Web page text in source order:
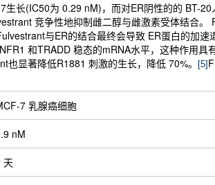
长(IC50为 0.29 nM)，而对ER阴性的的 BT-
竞争性地抑制雌二醇与雌激素受体结合
与ER的结合最终会导致 ER蛋白的加速
和TRADD 稳态的mRNA水平，这种作用具
显著降低R1881 刺激的生长，降低 70%。
[5]
7 乳腺癌细胞
nM
天